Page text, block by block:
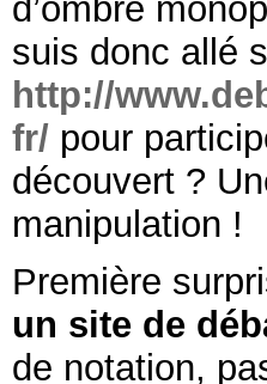
d’ombre
suis donc allé
http://
fr/pour
découvert ?
manipulation !
Première
un site de
de notation,